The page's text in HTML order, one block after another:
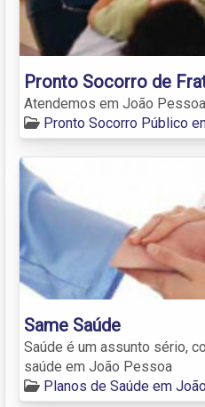
Pronto Socorro de
Atendemos em João
Pronto Socorro Público
Same Saúde
Saúde é um assunto sério,
saúde em João Pessoa
Planos de Saúde em